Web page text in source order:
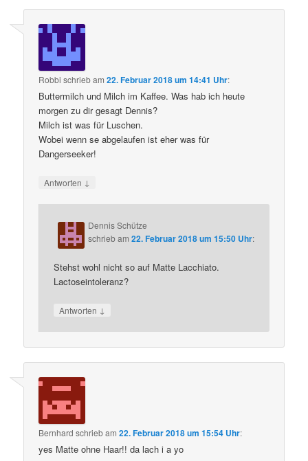
Robbi schriebam22. Februar 2018 um 14:41 Uhr:
Buttermilch und Milch im Kaffee. Was hab ich heute
morgen zu dir gesagt Dennis?
Milch ist was für Luschen.
Wobei wenn se abgelaufen ist eher was für
Dangerseeker!
Antworten ↓
Dennis Schütze
schriebam22. Februar 2018 um 15:50 Uhr:
Stehst wohl nicht so auf Matte Lacchiato.
Lactoseintoleranz?
Antworten ↓
Bernhard schriebam22. Februar 2018 um 15:54 Uhr:
yes Matte ohne Haar!! da lach i a yo